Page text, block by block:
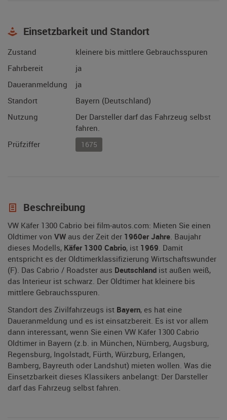
Einsetzbarkeit und Standort
Zustand
kleinere bis mittlere Gebrauchsspuren
Fahrbereit
ja
Daueranmeldung
ja
Standort
Bayern (Deutschland)
Nutzung
Der Darsteller darf das Fahrzeug selbst
fahren.
Prüfziffer
1675
Beschreibung
VW Käfer 1300 Cabrio bei film-autos.com: Mieten Sie einen
Oldtimer von VW aus der Zeit der 1960er Jahre. Baujahr
dieses Modells, Käfer 1300 Cabrio, ist 1969. Damit
entspricht es der Oldtimerklassifizierung Wirtschaftswunder
(F). Das Cabrio / Roadster aus Deutschland ist außen weiß,
das Interieur ist schwarz. Der Oldtimer hat kleinere bis
mittlere Gebrauchsspuren.
Standort des Zivilfahrzeugs ist Bayern, es hat eine
Daueranmeldung und es ist einsatzbereit. Es ist vor allem
dann interessant, wenn Sie einen VW Käfer 1300 Cabrio
Oldtimer in Bayern (z.b. in München, Nürnberg, Augsburg,
Regensburg, Ingolstadt, Fürth, Würzburg, Erlangen,
Bamberg, Bayreuth oder Landshut) mieten wollen. Was die
Einsetzbarkeit dieses Klassikers anbelangt: Der Darsteller
darf das Fahrzeug selbst fahren.